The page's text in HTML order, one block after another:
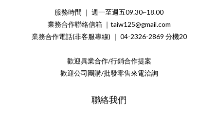
服務時間 ｜ 週一至週五09.30~18.00
業務合作聯絡信箱 ｜taiw125@gmail.com
業務合作電話(非客服專線) ｜ 04-2326-2869 分機20
歡迎異業合作/行銷合作提案
歡迎公司團購/批發零售來電洽詢
聯絡我們